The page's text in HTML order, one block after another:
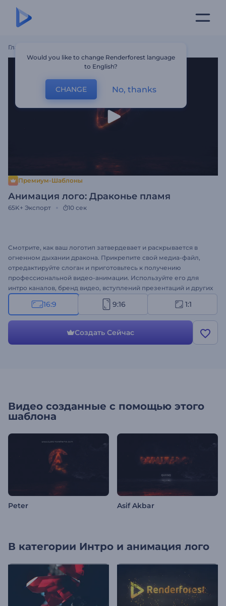
Главная
Премиум-Шаблоны
Анимация лого: Драконье пламя
65K+ Экспорт 10 сек
Смотрите, как ваш логотип затвердевает и раскрывается в
огненном дыхании дракона. Прикрепите свой медиа-файл,
отредактируйте слоган и приготовьтесь к получению
профессиональной видео-анимации. Используйте его для
интро каналов, бренд видео, вступлений презентаций и других
проектов. Покажите силу вашего бренда с помощью
Появления Логотипа Пламя Дракона. Попробуйте сегодня!
16:9 9:16 1:1
Создать Сейчас
Видео созданные с помощью этого
шаблона
Peter Asif Akbar
В категории Интро и анимация лого
Would you like to change Renderforest language
to English?
CHANGE No, thanks